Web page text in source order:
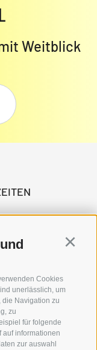
Cookies
unerlässlich, um
Navigation zu
zu
für folgende
auf informationen
zur auswahl
Weitblick
Uhr